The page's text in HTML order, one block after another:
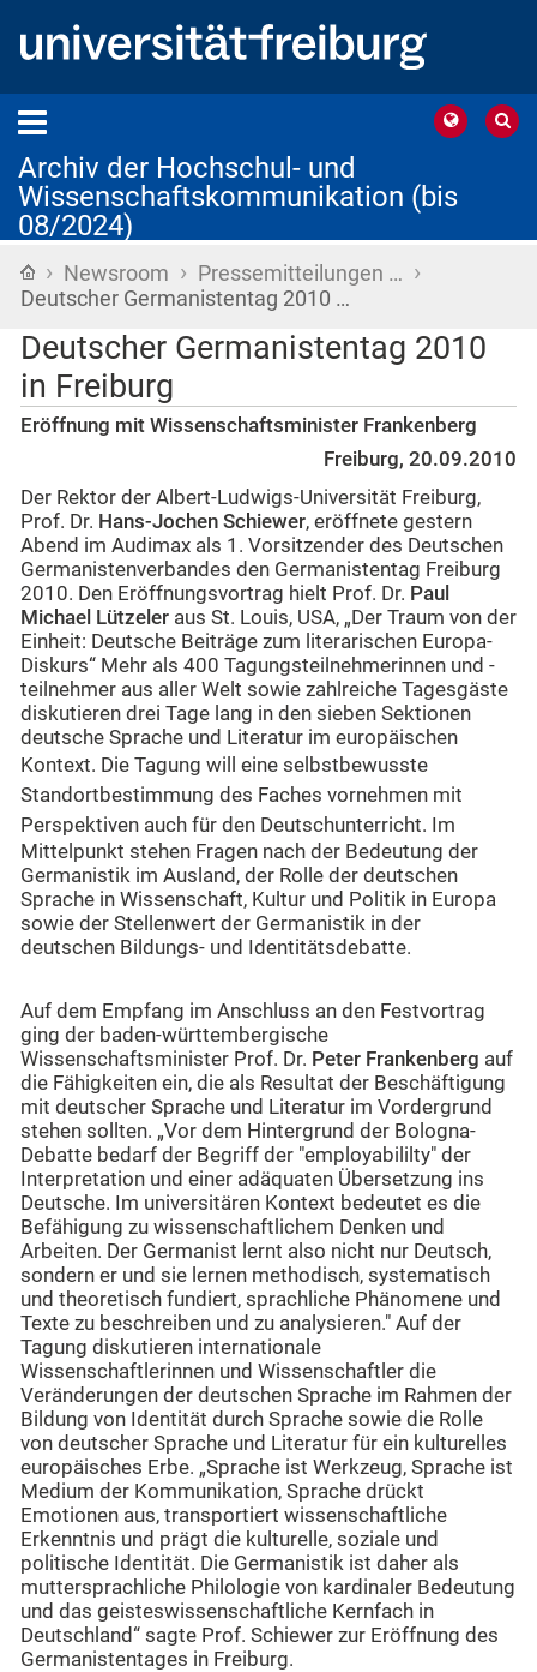
Archiv der Hochschul- und
Wissenschaftskommunikation (bis
08/2024)
Startseite
› Newsroom › Pressemitteilungen … ›
Deutscher Germanistentag 2010 …
Deutscher Germanistentag 2010
in Freiburg
Eröffnung mit Wissenschaftsminister Frankenberg
Freiburg, 20.09.2010
Der Rektor der Albert-Ludwigs-Universität Freiburg,
Prof. Dr. Hans-Jochen Schiewer, eröffnete gestern
Abend im Audimax als 1. Vorsitzender des Deutschen
Germanistenverbandes den Germanistentag Freiburg
2010. Den Eröffnungsvortrag hielt Prof. Dr. Paul
Michael Lützeler aus St. Louis, USA, „Der Traum von der
Einheit: Deutsche Beiträge zum literarischen Europa-
Diskurs“ Mehr als 400 Tagungsteilnehmerinnen und -
teilnehmer aus aller Welt sowie zahlreiche Tagesgäste
diskutieren drei Tage lang in den sieben Sektionen
deutsche Sprache und Literatur im europäischen
Kontext. Die Tagung will eine selbstbewusste
Standortbestimmung des Faches vornehmen mit
Perspektiven auch für den Deutschunterricht. Im
Mittelpunkt stehen Fragen nach der Bedeutung der
Germanistik im Ausland, der Rolle der deutschen
Sprache in Wissenschaft, Kultur und Politik in Europa
sowie der Stellenwert der Germanistik in der
deutschen Bildungs- und Identitätsdebatte.
Auf dem Empfang im Anschluss an den Festvortrag
ging der baden-württembergische
Wissenschaftsminister Prof. Dr. Peter Frankenberg auf
die Fähigkeiten ein, die als Resultat der Beschäftigung
mit deutscher Sprache und Literatur im Vordergrund
stehen sollten. „Vor dem Hintergrund der Bologna-
Debatte bedarf der Begriff der "employabililty" der
Interpretation und einer adäquaten Übersetzung ins
Deutsche. Im universitären Kontext bedeutet es die
Befähigung zu wissenschaftlichem Denken und
Arbeiten. Der Germanist lernt also nicht nur Deutsch,
sondern er und sie lernen methodisch, systematisch
und theoretisch fundiert, sprachliche Phänomene und
Texte zu beschreiben und zu analysieren." Auf der
Tagung diskutieren internationale
Wissenschaftlerinnen und Wissenschaftler die
Veränderungen der deutschen Sprache im Rahmen der
Bildung von Identität durch Sprache sowie die Rolle
von deutscher Sprache und Literatur für ein kulturelles
europäisches Erbe. „Sprache ist Werkzeug, Sprache ist
Medium der Kommunikation, Sprache drückt
Emotionen aus, transportiert wissenschaftliche
Erkenntnis und prägt die kulturelle, soziale und
politische Identität. Die Germanistik ist daher als
muttersprachliche Philologie von kardinaler Bedeutung
und das geisteswissenschaftliche Kernfach in
Deutschland“ sagte Prof. Schiewer zur Eröffnung des
Germanistentages in Freiburg.